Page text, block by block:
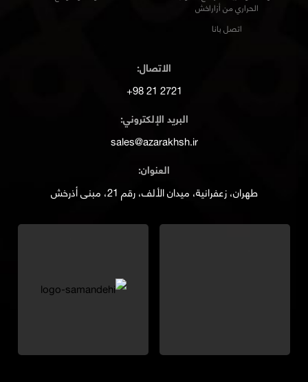
الحراري من أزاراخش
اتصل بانا
الاتصال:
2721 21 98+
البريد الإلكتروني:
sales@azarakhsh.ir
العنوان:
طهران، زعفرانية، ميدان الألف، رقم 21، مبنى أذرخش